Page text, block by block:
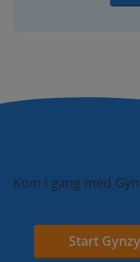
Kom i gang med
Start Gynzy